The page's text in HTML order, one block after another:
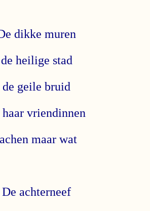
dikke muren
de heilige stad
de geile bruid
haar vriendinnen
maar wat
De achterneef